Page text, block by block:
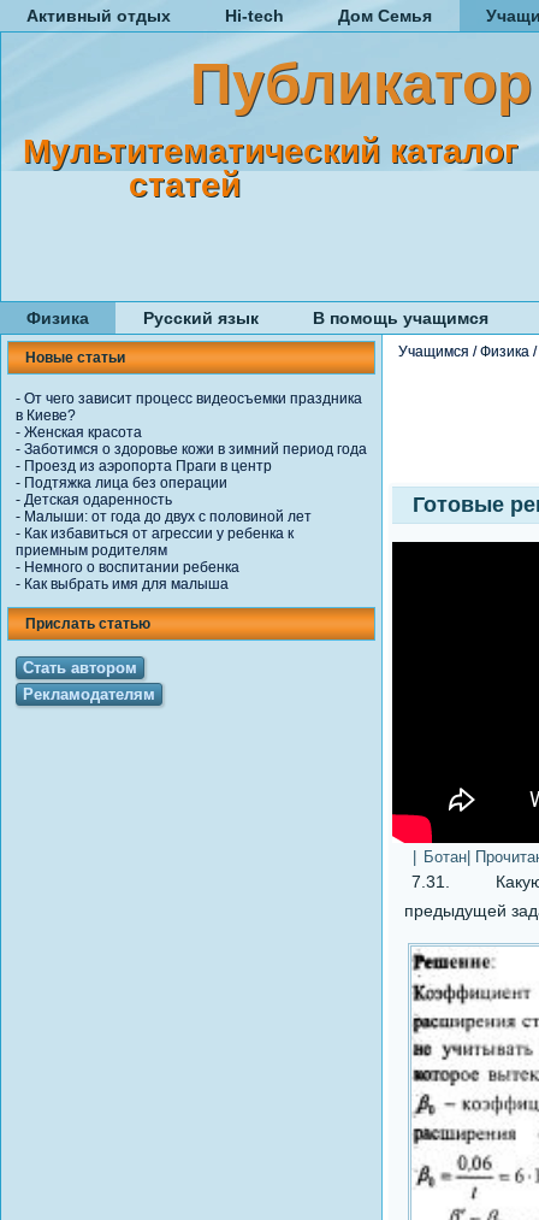
Активный отдых Hi-tech Дом Семья
Публикатор
Мультитематический каталог
статей
Физика Русский язык В помощь учащимся
Новые статьи
- От чего зависит процесс видеосъемки праздника
в Киеве?
- Женская красота
- Заботимся о здоровье кожи в зимний период года
- Проезд из аэропорта Праги в центр
- Подтяжка лица без операции
- Детская одаренность
- Малыши: от года до двух с половиной лет
- Как избавиться от агрессии у ребенка к
приемным родителям
- Немного о воспитании ребенка
- Как выбрать имя для малыша
Прислать статью
Стать автором
Рекламодателям
Учащимся /Физика /
Готовые
Ботан |
7.31. Какую
предыдущей